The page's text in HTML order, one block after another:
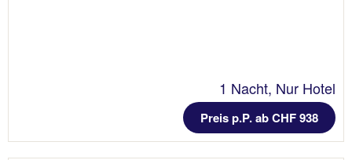
1 Nacht, Nur Hotel
Preis p.P. ab CHF 938